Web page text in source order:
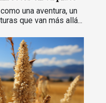
una aventura, un
que van más allá...